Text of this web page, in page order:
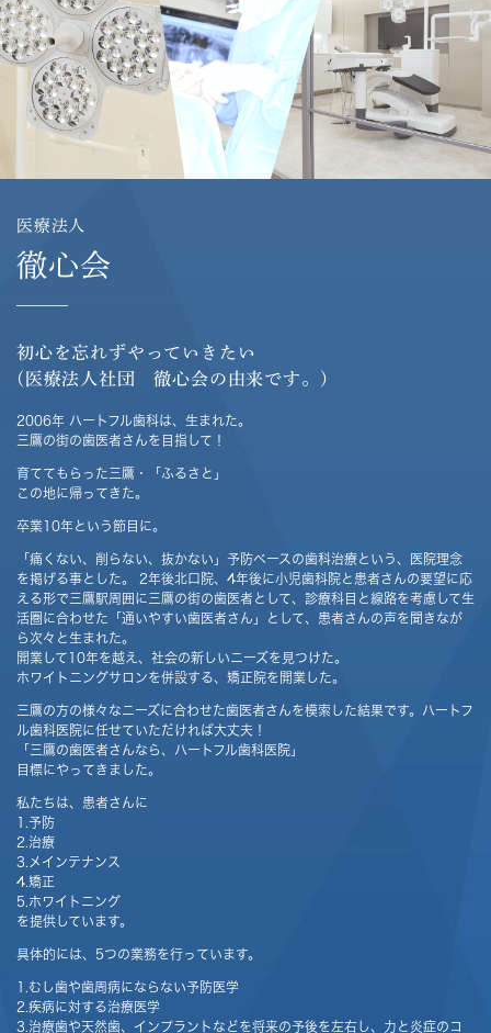
医療法人
徹心会
初心を忘れずやっていきたい
(医療法人社団 徹心会の由来です。)
2006年 ハートフル歯科は、生まれた。
三鷹の街の歯医者さんを目指して！
育ててもらった三鷹・「ふるさと」
この地に帰ってきた。
卒業10年という節目に。
「痛くない、削らない、抜かない」予防ベースの歯科治療という、医院理念
を掲げる事とした。 2年後北口院、4年後に小児歯科院と患者さんの要望に応
える形で三鷹駅周囲に三鷹の街の歯医者として、診療科目と線路を考慮して生
活圏に合わせた「通いやすい歯医者さん」として、患者さんの声を聞きなが
ら次々と生まれた。
開業して10年を越え、社会の新しいニーズを見つけた。
ホワイトニングサロンを併設する、矯正院を開業した。
三鷹の方の様々なニーズに合わせた歯医者さんを模索した結果です。ハートフ
ル歯科医院に任せていただければ大丈夫！
「三鷹の歯医者さんなら、ハートフル歯科医院」
目標にやってきました。
私たちは、患者さんに
1.予防
2.治療
3.メインテナンス
4.矯正
5.ホワイトニング
を提供しています。
具体的には、5つの業務を行っています。
1.むし歯や歯周病にならない予防医学
2.疾病に対する治療医学
3.治療歯や天然歯、インプラントなどを将来の予後を左右し、力と炎症のコ